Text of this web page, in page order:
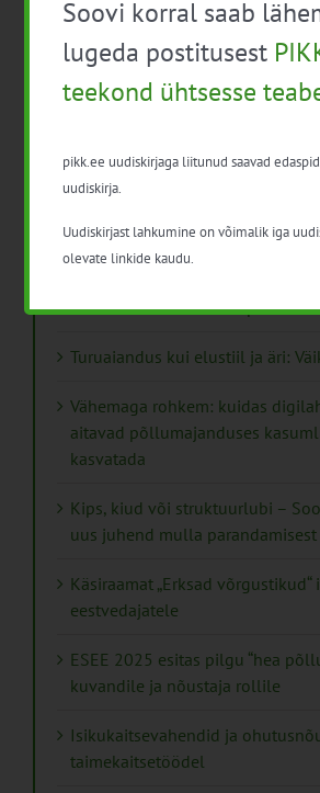
Viimased uudised
Ammendatud turbaalad
Virtuaaltara: unistusest
Turuaiandus kui elustiil ja äri:
Vähemaga rohkem: kuidas
aitavad põllumajanduses
kasvatada
Kips, kiud või struktuurlubi –
uus juhend mulla parandamisest
Käsiraamat „Erksad
eestvedajatele
ESEE 2025 esitas pilgu “hea
kuvandile ja nõustaja rollile
Isikukaitsevahendid ja
taimekaitsetöödel
Soovi korral saab
lugeda postitusest
teekond ühtsesse
pikk.ee uudiskirjaga liitunud saavad
uudiskirja.
Uudiskirjast lahkumine on võimalik iga
olevate linkide kaudu.